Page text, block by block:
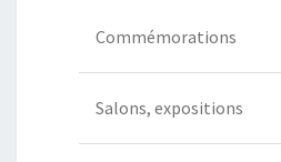
Commémorations
Salons, expositions